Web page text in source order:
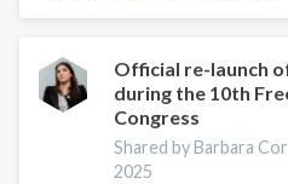
en
Currículum
de
Prevención,
Tratamiento
Official re-launch
during the 10th
Congress
Shared by Barbara
2025